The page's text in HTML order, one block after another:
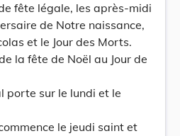
fête légale, les après-midi
de Notre naissance,
et le Jour des Morts.
la fête de Noël au Jour de
porte sur le lundi et le
le jeudi saint et